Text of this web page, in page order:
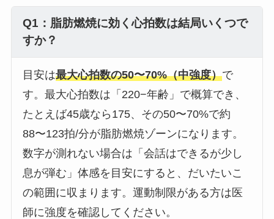
Q1：脂肪燃焼に効く心拍数は結局いくつで
すか？
目安は最大心拍数の50〜70%（中強度）で
す。最大心拍数は「220−年齢」で概算でき、
たとえば45歳なら175、その50〜70%で約
88〜123拍/分が脂肪燃焼ゾーンになります。
数字が測れない場合は「会話はできるが少し
息が弾む」体感を目安にすると、だいたいこ
の範囲に収まります。運動制限がある方は医
師に強度を確認してください。